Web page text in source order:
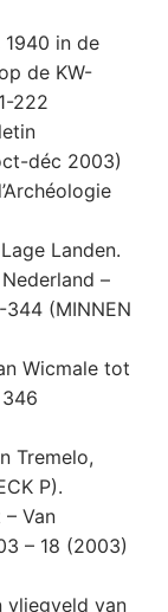
1940 in de
de KW-
222
déc 2003)
Landen.
–
(MINNEN
Wicmale tot
Tremelo,
P).
Van
– 18 (2003)
vliegveld van